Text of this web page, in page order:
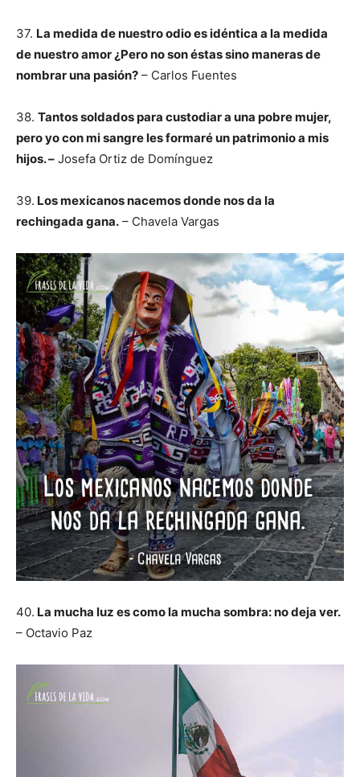
37. La medida de nuestro odio es idéntica a la medida
de nuestro amor ¿Pero no son éstas sino maneras de
nombrar una pasión? – Carlos Fuentes
38. Tantos soldados para custodiar a una pobre mujer,
pero yo con mi sangre les formaré un patrimonio a mis
hijos. – Josefa Ortiz de Domínguez
39. Los mexicanos nacemos donde nos da la
rechingada gana. – Chavela Vargas
40. La mucha luz es como la mucha sombra: no deja ver.
– Octavio Paz